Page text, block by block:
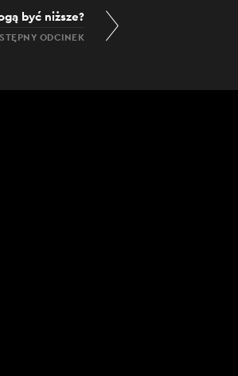
być niższe?
ODCINEK